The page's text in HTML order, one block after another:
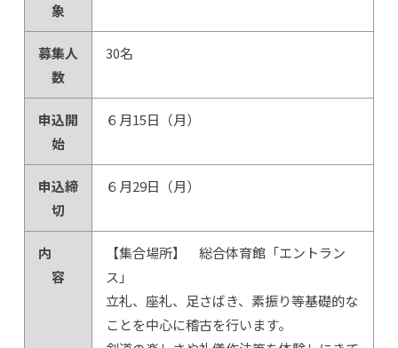
象
募集人
数
30名
申込開
始
６月15日（月）
申込締
切
６月29日（月）
内
容
【集合場所】 総合体育館「エントラン
ス」
立礼、座礼、足さばき、素振り等基礎的な
ことを中心に稽古を行います。